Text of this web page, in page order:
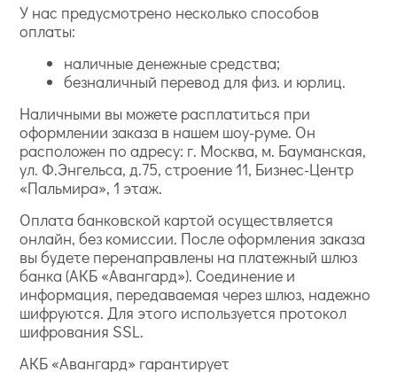
У нас предусмотрено несколько способов
оплаты:
наличные денежные средства;
безналичный перевод для физ. и юрлиц.
Наличными вы можете расплатиться при
оформлении заказа в нашем шоу-руме. Он
расположен по адресу: г. Москва, м. Бауманская,
ул. Ф.Энгельса, д.75, строение 11, Бизнес-Центр
«Пальмира», 1 этаж.
Оплата банковской картой осуществляется
онлайн, без комиссии. После оформления заказа
вы будете перенаправлены на платежный шлюз
банка (АКБ «Авангард»). Соединение и
информация, передаваемая через шлюз, надежно
шифруются. Для этого используется протокол
шифрования SSL.
АКБ «Авангард» гарантирует